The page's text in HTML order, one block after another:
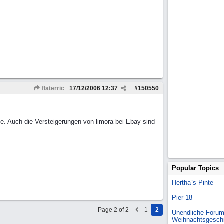
flaterric #150550
17/12/2006 12:37
Auch die Versteigerungen von limora bei Ebay sind
Page 2 of 2 1 2
Popular Topics
Hertha`s Pinte
Pier 18
Unendliche